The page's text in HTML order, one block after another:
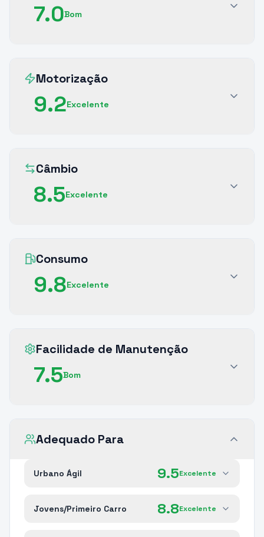
7.0Bom
Motorização
9.2Excelente
Câmbio
8.5Excelente
Consumo
9.8Excelente
Facilidade de Manutenção
7.5Bom
Adequado Para
Urbano Ágil 9.5Excelente
Jovens/Primeiro Carro 8.8Excelente